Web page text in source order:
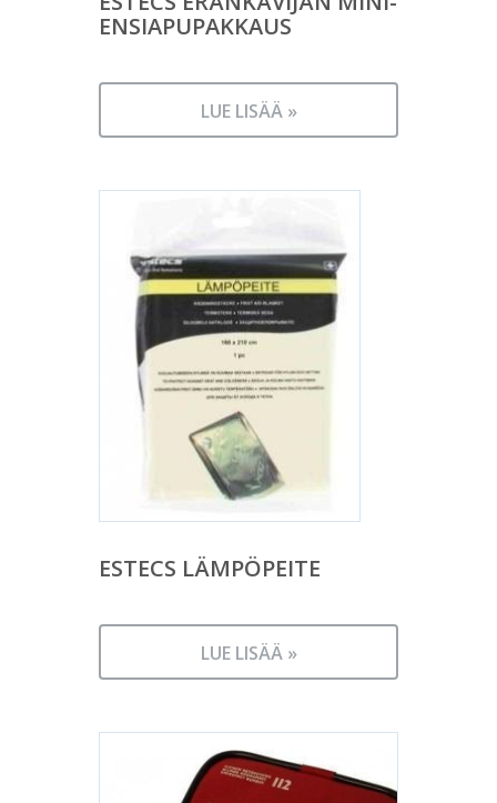
ENSIAPUPAKKAUS
LUE LISÄÄ »
ESTECS LÄMPÖPEITE
LUE LISÄÄ »